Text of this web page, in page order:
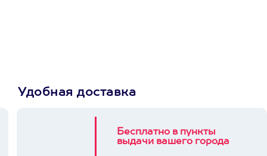
Удобная доставка
Бесплатно в пункты
выдачи вашего города